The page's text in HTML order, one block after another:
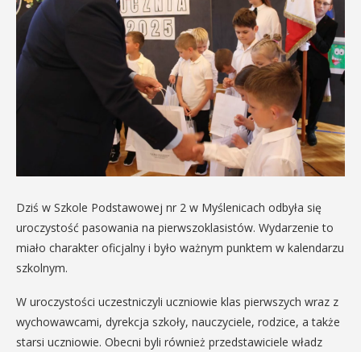
Dziś w Szkole Podstawowej nr 2 w Myślenicach odbyła się
uroczystość pasowania na pierwszoklasistów. Wydarzenie to
miało charakter oficjalny i było ważnym punktem w kalendarzu
szkolnym.
W uroczystości uczestniczyli uczniowie klas pierwszych wraz z
wychowawcami, dyrekcja szkoły, nauczyciele, rodzice, a także
starsi uczniowie. Obecni byli również przedstawiciele władz